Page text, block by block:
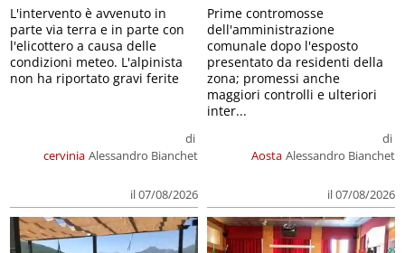
cervinia
di
Alessandro Bianchet
il 07/08/2026
L'intervento è avvenuto in
parte via terra e in parte con
l'elicottero a causa delle
condizioni meteo. L'alpinista
non ha riportato gravi ferite
Aosta
di
Alessandro Bianchet
il 07/08/2026
Prime contromosse
dell'amministrazione
comunale dopo l'esposto
presentato da residenti della
zona; promessi anche
maggiori controlli e ulteriori
inter...